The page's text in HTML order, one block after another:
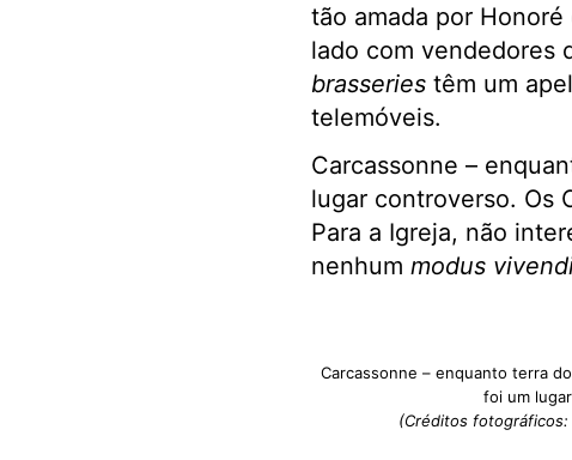
tão amada por
lado com vendedores
brasseries têm um
telemóveis.
Carcassonne –
lugar controverso. Os
Para a Igreja, não
nenhum modus
Carcassonne – enquanto terra
foi um
(Créditos fotográficos: